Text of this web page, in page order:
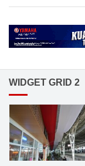
WIDGET GRID 2